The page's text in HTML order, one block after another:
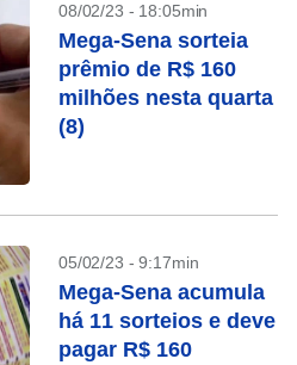
08/02/23 - 18:05min
Mega-Sena sorteia
prêmio de R$ 160
milhões nesta quarta
(8)
05/02/23 - 9:17min
Mega-Sena acumula
há 11 sorteios e deve
pagar R$ 160